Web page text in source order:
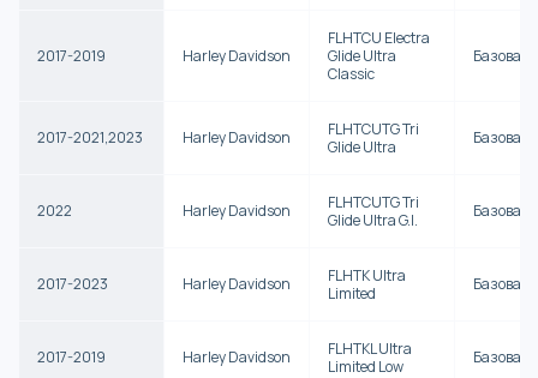
2017-2019 Harley Davidson
FLHTCU Electra
Glide Ultra
Classic
Базова
2017-2021,2023 Harley Davidson
FLHTCUTG Tri
Glide Ultra
Базова
2022 Harley Davidson
FLHTCUTG Tri
Glide Ultra G.I.
Базова
2017-2023 Harley Davidson
FLHTK Ultra
Limited
Базова
2017-2019 Harley Davidson
FLHTKL Ultra
Limited Low
Базова